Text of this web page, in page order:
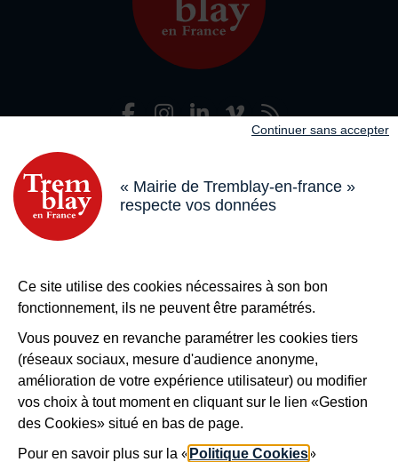
« Mairie de Tremblay-en-france »
respecte vos données
Ce site utilise des cookies nécessaires à son bon
fonctionnement, ils ne peuvent être paramétrés.
Vous pouvez en revanche paramétrer les cookies tiers
(réseaux sociaux, mesure d'audience anonyme,
amélioration de votre expérience utilisateur) ou modifier
vos choix à tout moment en cliquant sur le lien «Gestion
des Cookies» situé en bas de page.
Pour en savoir plus sur la « Politique Cookies»
Continuer sans accepter
Nous suivre
Facebook
InstagramLinkedIn
Adresse dans le pied de page
18 boulevard de l’Hôtel de Ville, 93290 Tremblay-en-France
Horaires
Du lundi au vendredi de 8h30 à 12h et de 13h à 17h
Le samedi de 8h30 à 12h
Bouton contacterNous contacter
Plus deTremblay !
S’inscrire à la newsletter
Nos autres sites